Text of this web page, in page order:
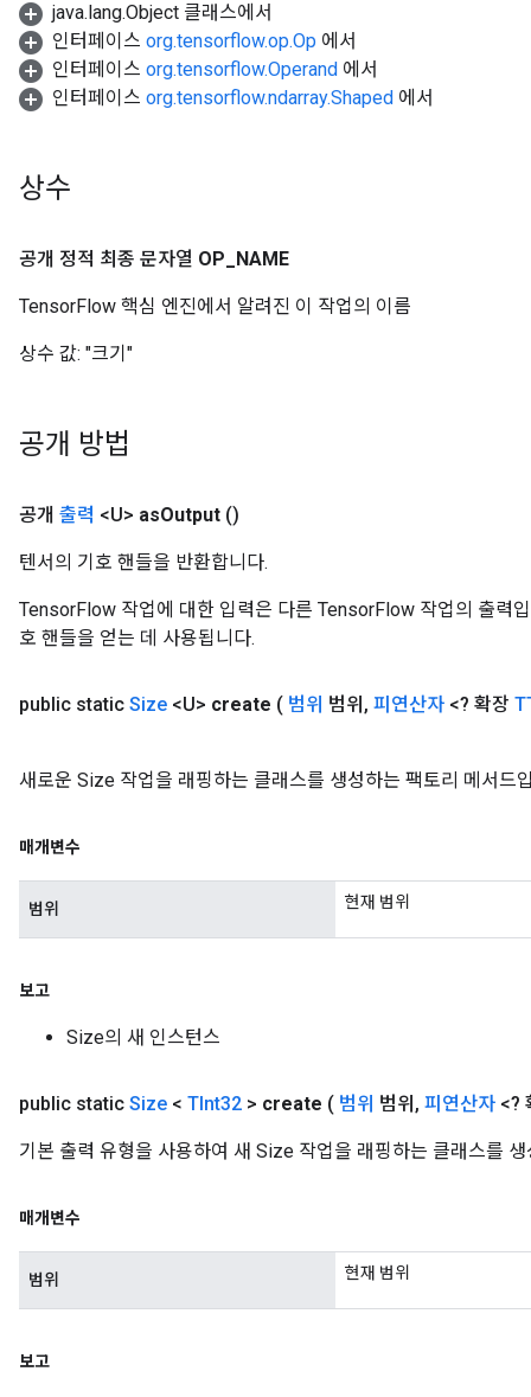
java.lang.Object 클래스에서
인터페이스 org.tensorflow.op.Op 에서
인터페이스 org.tensorflow.Operand 에서
인터페이스 org.tensorflow.ndarray.Shaped 에서
상수
공개 정적 최종 문자열 OP NAME
TensorFlow 핵심 엔진에서 알려진 이 작업의 이름
상수 값: "크기"
공개 방법
공개 출력 <U> asOutput ()
텐서의 기호 핸들을 반환합니다.
TensorFlow 작업에 대한 입력은 다른 TensorFlow 작업의 출력
호 핸들을 얻는 데 사용됩니다.
public static Size <U> create ( 범위 범위 , 피연산자 <? 확장
새로운 Size 작업을 래핑하는 클래스를 생성하는 팩토리 메서드
매개변수
범위 현재 범위
보고
Size의 새 인스턴스
public static Size < TInt32 > create ( 범위 범위 , 피연산자 <?
기본 출력 유형을 사용하여 새 Size 작업을 래핑하는 클래스를
매개변수
범위 현재 범위
보고